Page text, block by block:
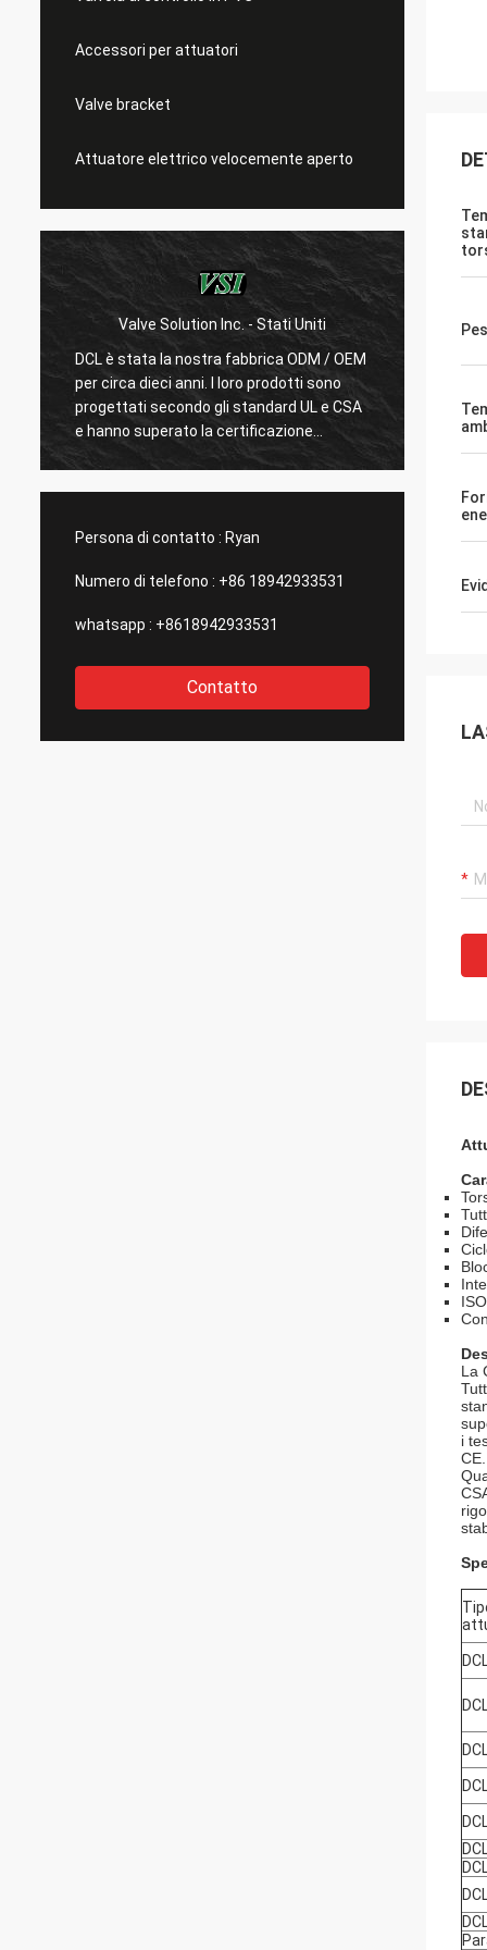
Accessori per attuatori
Valve bracket
Attuatore elettrico velocemente aperto
Valve Solution Inc. - Stati Uniti
DCL è stata la nostra fabbrica ODM / OEM
per circa dieci anni. I loro prodotti sono
progettati secondo gli standard UL e CSA
e hanno superato la certificazione
CSA.Pochissimi produttori cinesi possono
WESA
Con 15 anni di
DCL
loro
e
stupefacenti
Persona di contatto : Ryan
Numero di telefono : +86 18942933531
whatsapp : +8618942933531
Contatto
La
i
CE.